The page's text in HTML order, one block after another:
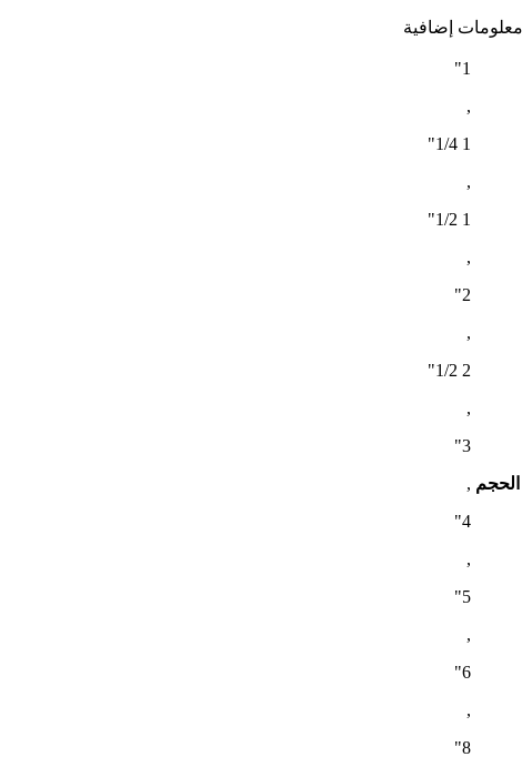
معلومات إضافية
الحجم
1"
,
1 1/4"
,
1 1/2"
,
2"
,
2 1/2"
,
3"
,
4"
,
5"
,
6"
,
8"